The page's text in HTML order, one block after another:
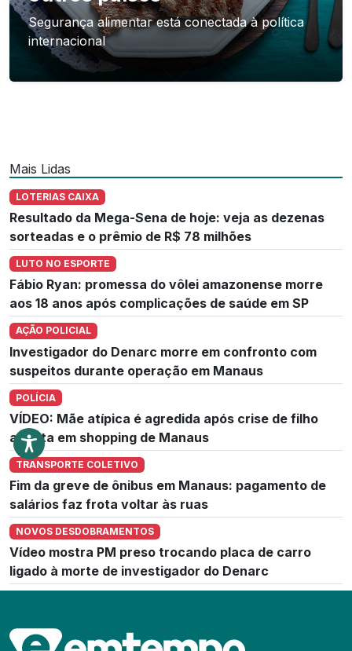
Segurança alimentar está conectada à política
internacional
Mais Lidas
LOTERIAS CAIXA
Resultado da Mega-Sena de hoje: veja as dezenas
sorteadas e o prêmio de R$ 78 milhões
LUTO NO ESPORTE
Fábio Ryan: promessa do vôlei amazonense morre
aos 18 anos após complicações de saúde em SP
AÇÃO POLICIAL
Investigador do Denarc morre em confronto com
suspeitos durante operação em Manaus
POLÍCIA
VÍDEO: Mãe atípica é agredida após crise de filho
autista em shopping de Manaus
TRANSPORTE COLETIVO
Fim da greve de ônibus em Manaus: pagamento de
salários faz frota voltar às ruas
NOVOS DESDOBRAMENTOS
Vídeo mostra PM preso trocando placa de carro
ligado à morte de investigador do Denarc